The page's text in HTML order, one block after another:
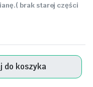
brak starej części
do koszyka